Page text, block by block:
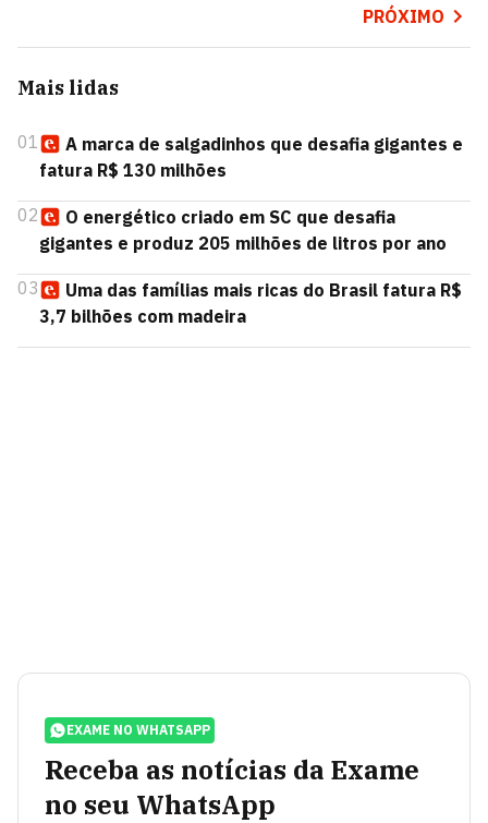
PRÓXIMO
Mais lidas
01
A marca de salgadinhos que desafia gigantes e
fatura R$ 130 milhões
02
O energético criado em SC que desafia
gigantes e produz 205 milhões de litros por ano
03
Uma das famílias mais ricas do Brasil fatura R$
3,7 bilhões com madeira
EXAME NO WHATSAPP
Receba as notícias da Exame
no seu WhatsApp